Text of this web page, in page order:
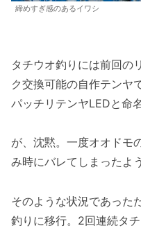
締めすぎ感のあるイワシ
タチウオ釣りには前回の
ク交換可能の自作テンヤ
パッチリテンヤLEDと命
が、沈黙。一度オオドモ
み時にバレてしまったよ
そのような状況であった
釣りに移行。2回連続タ